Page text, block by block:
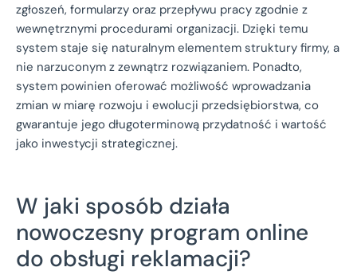
zgłoszeń, formularzy oraz przepływu pracy zgodnie z
wewnętrznymi procedurami organizacji. Dzięki temu
system staje się naturalnym elementem struktury firmy, a
nie narzuconym z zewnątrz rozwiązaniem. Ponadto,
system powinien oferować możliwość wprowadzania
zmian w miarę rozwoju i ewolucji przedsiębiorstwa, co
gwarantuje jego długoterminową przydatność i wartość
jako inwestycji strategicznej.
W jaki sposób działa
nowoczesny program online
do obsługi reklamacji?